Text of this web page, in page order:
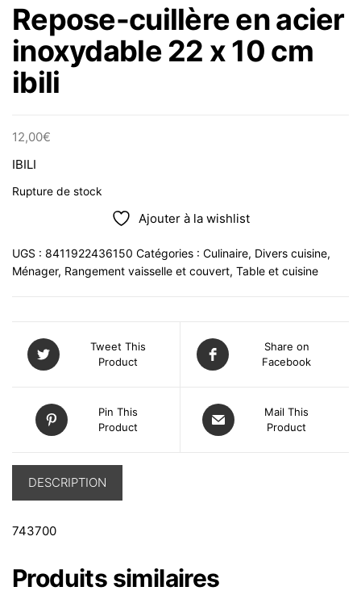
Repose-cuillère en acier
inoxydable 22 x 10 cm
ibili
12,00€
IBILI
Rupture de stock
Ajouter à la wishlist
UGS : 8411922436150 Catégories : Culinaire, Divers cuisine,
Ménager, Rangement vaisselle et couvert, Table et cuisine
Tweet This
Product
Share on
Facebook
Pin This
Product
Mail This
Product
DESCRIPTION
743700
Produits similaires